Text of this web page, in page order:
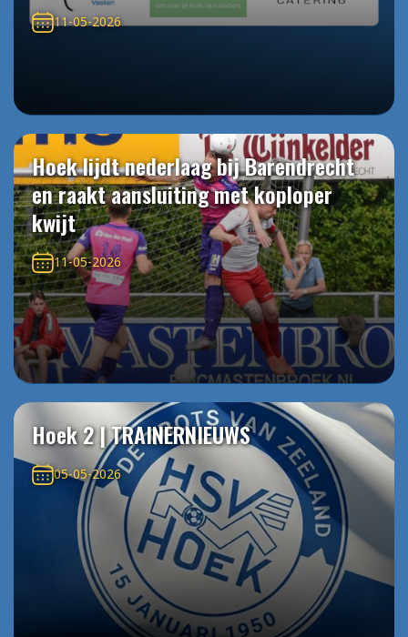
11-05-2026
Hoek lijdt nederlaag bij Barendrecht
en raakt aansluiting met koploper
kwijt
11-05-2026
Hoek 2 | TRAINERNIEUWS
05-05-2026